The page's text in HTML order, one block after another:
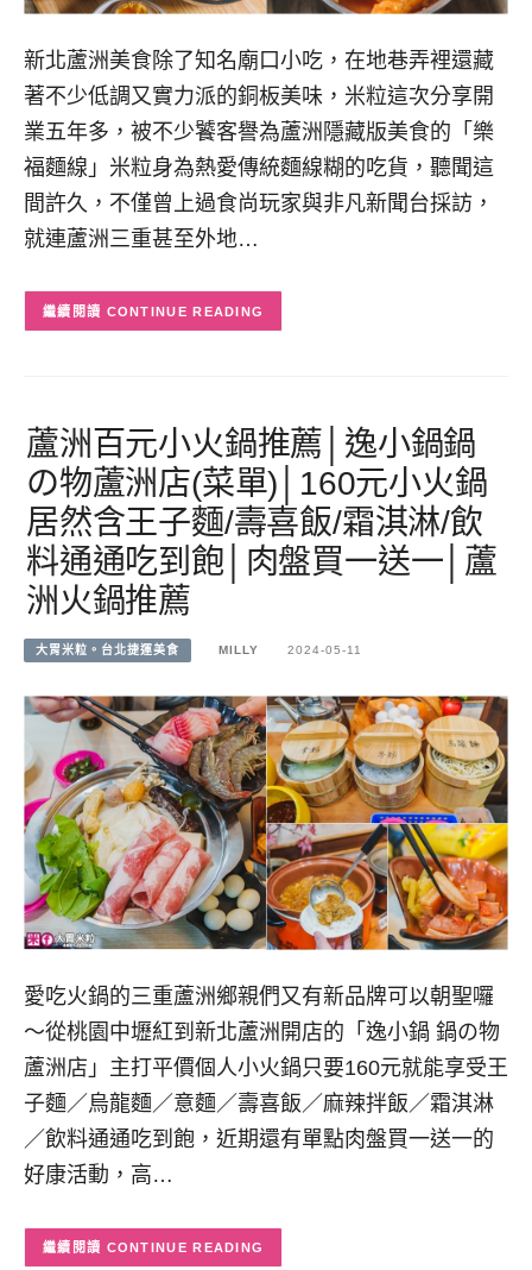
新北蘆洲美食除了知名廟口小吃，在地巷弄裡還藏
著不少低調又實力派的銅板美味，米粒這次分享開
業五年多，被不少饕客譽為蘆洲隱藏版美食的「樂
福麵線」米粒身為熱愛傳統麵線糊的吃貨，聽聞這
間許久，不僅曾上過食尚玩家與非凡新聞台採訪，
就連蘆洲三重甚至外地…
CONTINUE READING
蘆洲百元小火鍋推薦│逸小鍋鍋
の物蘆洲店(菜單)│160元小火鍋
居然含王子麵/壽喜飯/霜淇淋/飲
料通通吃到飽│肉盤買一送一│蘆
洲火鍋推薦
大胃米粒。台北捷運美食 MILLY 2024-05-11
愛吃火鍋的三重蘆洲鄉親們又有新品牌可以朝聖囉
～從桃園中壢紅到新北蘆洲開店的「逸小鍋 鍋の物
蘆洲店」主打平價個人小火鍋只要160元就能享受王
子麵／烏龍麵／意麵／壽喜飯／麻辣拌飯／霜淇淋
／飲料通通吃到飽，近期還有單點肉盤買一送一的
好康活動，高…
CONTINUE READING